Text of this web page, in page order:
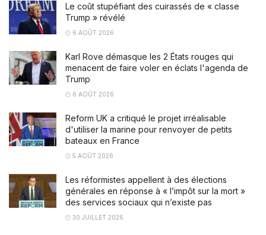
Le coût stupéfiant des cuirassés de « classe
Trump » révélé
6 AOÛT 2026
Karl Rove démasque les 2 États rouges qui
menacent de faire voler en éclats l'agenda de
Trump
6 AOÛT 2026
Reform UK a critiqué le projet irréalisable
d'utiliser la marine pour renvoyer de petits
bateaux en France
5 AOÛT 2026
Les réformistes appellent à des élections
générales en réponse à « l’impôt sur la mort »
des services sociaux qui n’existe pas
30 JUILLET 2026